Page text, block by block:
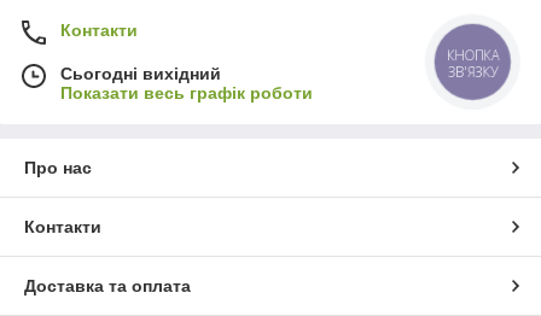
Контакти
Сьогодні вихідний
Показати весь графік роботи
Про нас
Контакти
Доставка та оплата
КНОПКА
ЗВ'ЯЗКУ